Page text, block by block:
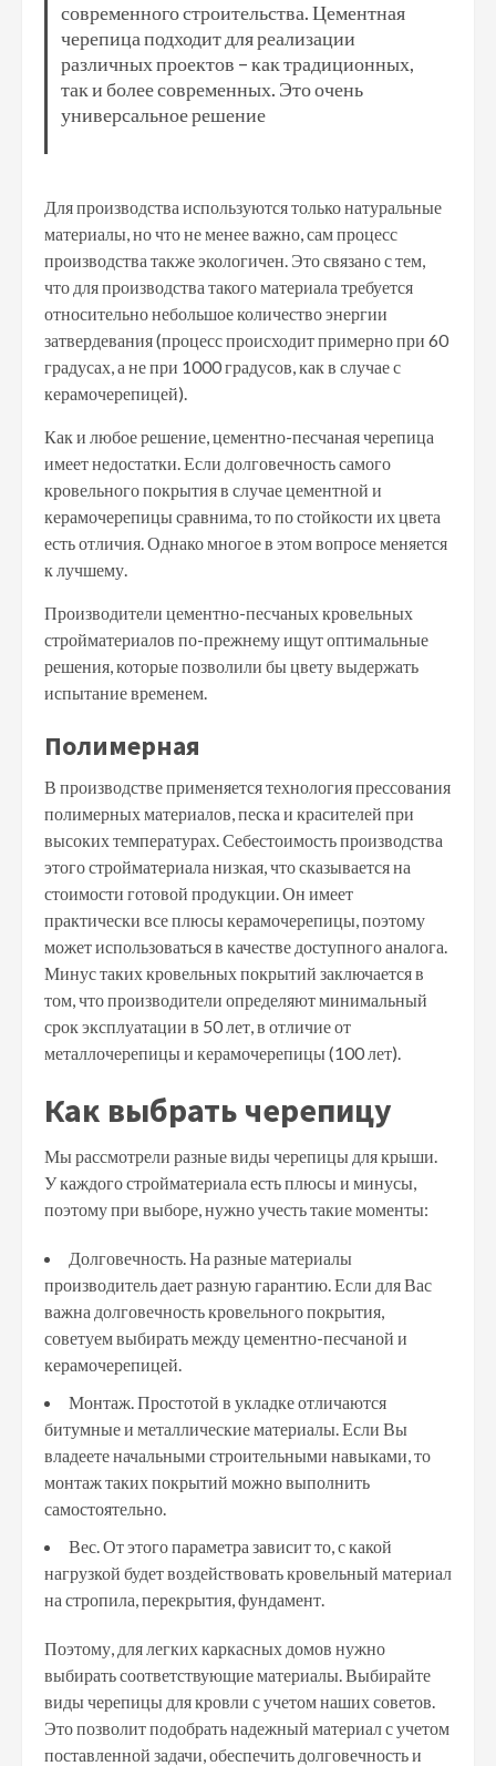
современного строительства. Цементная
черепица подходит для реализации
различных проектов – как традиционных,
так и более современных. Это очень
универсальное решение
Для производства используются только натуральные
материалы, но что не менее важно, сам процесс
производства также экологичен. Это связано с тем,
что для производства такого материала требуется
относительно небольшое количество энергии
затвердевания (процесс происходит примерно при 60
градусах, а не при 1000 градусов, как в случае с
керамочерепицей).
Как и любое решение, цементно-песчаная черепица
имеет недостатки. Если долговечность самого
кровельного покрытия в случае цементной и
керамочерепицы сравнима, то по стойкости их цвета
есть отличия. Однако многое в этом вопросе меняется
к лучшему.
Производители цементно-песчаных кровельных
стройматериалов по-прежнему ищут оптимальные
решения, которые позволили бы цвету выдержать
испытание временем.
Полимерная
В производстве применяется технология прессования
полимерных материалов, песка и красителей при
высоких температурах. Себестоимость производства
этого стройматериала низкая, что сказывается на
стоимости готовой продукции. Он имеет
практически все плюсы керамочерепицы, поэтому
может использоваться в качестве доступного аналога.
Минус таких кровельных покрытий заключается в
том, что производители определяют минимальный
срок эксплуатации в 50 лет, в отличие от
металлочерепицы и керамочерепицы (100 лет).
Как выбрать черепицу
Мы рассмотрели разные виды черепицы для крыши.
У каждого стройматериала есть плюсы и минусы,
поэтому при выборе, нужно учесть такие моменты:
Долговечность. На разные материалы
производитель дает разную гарантию. Если для Вас
важна долговечность кровельного покрытия,
советуем выбирать между цементно-песчаной и
керамочерепицей.
Монтаж. Простотой в укладке отличаются
битумные и металлические материалы. Если Вы
владеете начальными строительными навыками, то
монтаж таких покрытий можно выполнить
самостоятельно.
Вес. От этого параметра зависит то, с какой
нагрузкой будет воздействовать кровельный материал
на стропила, перекрытия, фундамент.
Поэтому, для легких каркасных домов нужно
выбирать соответствующие материалы. Выбирайте
виды черепицы для кровли с учетом наших советов.
Это позволит подобрать надежный материал с учетом
поставленной задачи, обеспечить долговечность и